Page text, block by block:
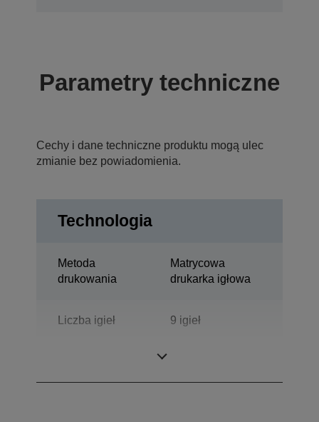
Parametry techniczne
Cechy i dane techniczne produktu mogą ulec
zmianie bez powiadomienia.
Technologia
Metoda
drukowania
Matrycowa
drukarka igłowa
Liczba igieł 9 igieł